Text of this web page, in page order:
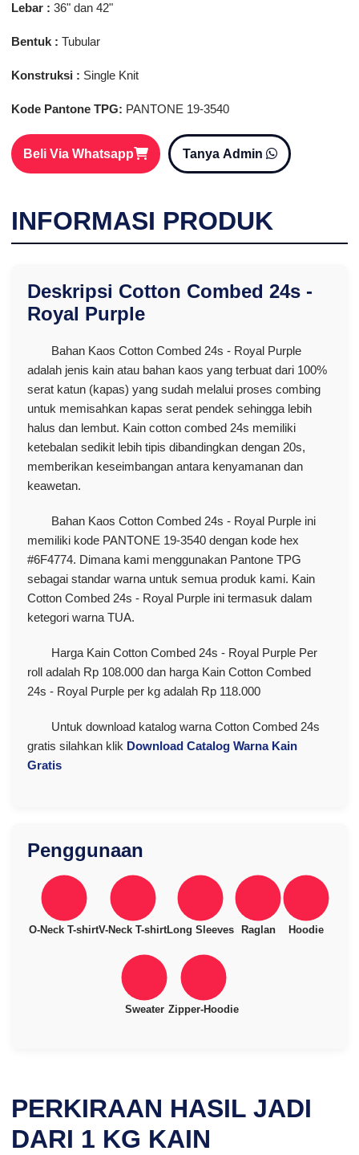
Lebar : 36" dan 42"
Bentuk : Tubular
Konstruksi : Single Knit
Kode Pantone TPG: PANTONE 19-3540
Beli Via Whatsapp Tanya Admin
INFORMASI PRODUK
Deskripsi Cotton Combed 24s -
Royal Purple
Bahan Kaos Cotton Combed 24s - Royal Purple
adalah jenis kain atau bahan kaos yang terbuat dari 100%
serat katun (kapas) yang sudah melalui proses combing
untuk memisahkan kapas serat pendek sehingga lebih
halus dan lembut. Kain cotton combed 24s memiliki
ketebalan sedikit lebih tipis dibandingkan dengan 20s,
memberikan keseimbangan antara kenyamanan dan
keawetan.
Bahan Kaos Cotton Combed 24s - Royal Purple ini
memiliki kode PANTONE 19-3540 dengan kode hex
#6F4774. Dimana kami menggunakan Pantone TPG
sebagai standar warna untuk semua produk kami. Kain
Cotton Combed 24s - Royal Purple ini termasuk dalam
ketegori warna TUA.
Harga Kain Cotton Combed 24s - Royal Purple Per
roll adalah Rp 108.000 dan harga Kain Cotton Combed
24s - Royal Purple per kg adalah Rp 118.000
Untuk download katalog warna Cotton Combed 24s
gratis silahkan klik Download Catalog Warna Kain
Gratis
Penggunaan
O-Neck T-shirtV-Neck T-shirtLong Sleeves Raglan Hoodie
Sweater Zipper-Hoodie
PERKIRAAN HASIL JADI
DARI 1 KG KAIN